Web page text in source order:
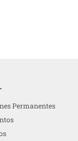
Permanentes